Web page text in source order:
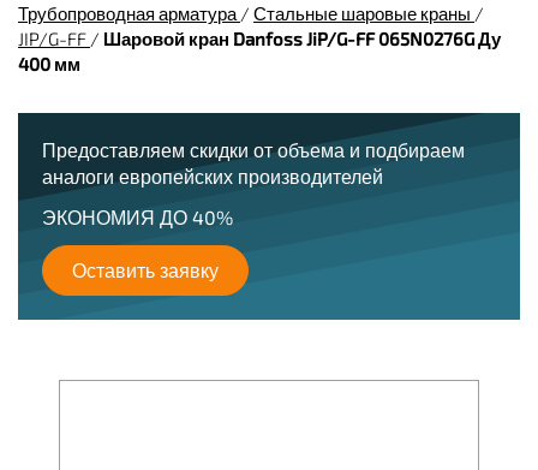
Трубопроводная арматура / Стальные шаровые краны /
JIP/G-FF / Шаровой кран Danfoss JiP/G-FF 065N0276G Ду
400 мм
Предоставляем скидки от объема и подбираем
аналоги европейских производителей
ЭКОНОМИЯ ДО 40%
Оставить заявку